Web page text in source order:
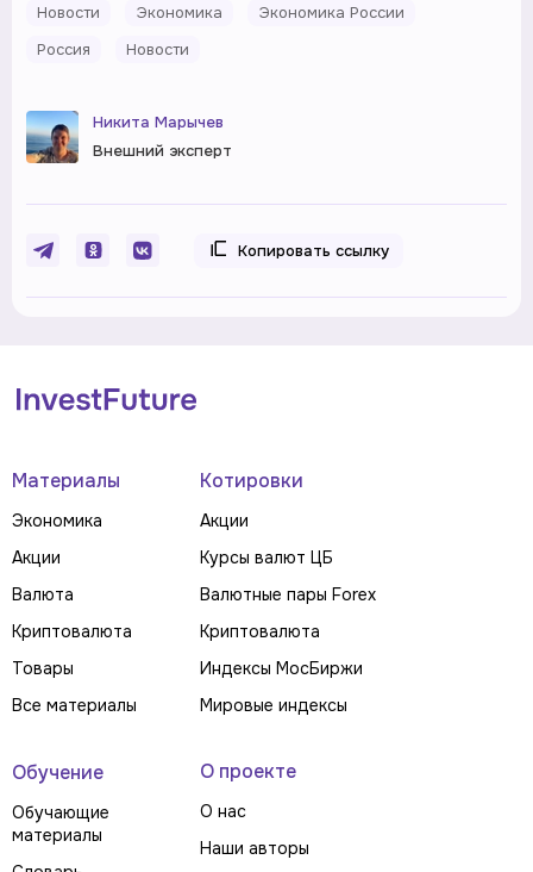
Новости Экономика
Экономика России
Россия
Новости
Никита Марычев
Внешний эксперт
Копировать ссылку
Материалы
Экономика
Акции
Валюта
Криптовалюта
Товары
Все материалы
Котировки
Акции
Курсы валют ЦБ
Валютные пары Forex
Криптовалюта
Индексы МосБиржи
Мировые индексы
Обучение
Обучающие
материалы
О проекте
О нас
Наши авторы